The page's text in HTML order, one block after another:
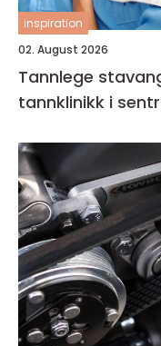
inspiration
02. August 2026
Tannlege stavanger slik finner
tannklinikk i